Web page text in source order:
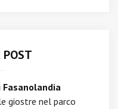
POST
giostre nel parco